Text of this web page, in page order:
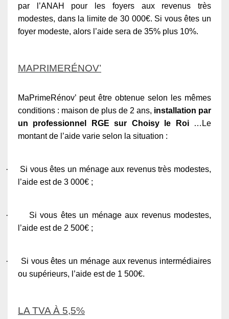
par l’ANAH pour les foyers aux revenus très
modestes, dans la limite de 30 000€. Si vous êtes un
foyer modeste, alors l’aide sera de 35% plus 10%.
MAPRIMERÉNOV’
MaPrimeRénov’ peut être obtenue selon les mêmes
conditions : maison de plus de 2 ans, installation par
un professionnel RGE sur Choisy le Roi…Le
montant de l’aide varie selon la situation :
·
Si vous êtes un ménage aux revenus très modestes,
l’aide est de 3 000€ ;
·
Si vous êtes un ménage aux revenus modestes,
l’aide est de 2 500€ ;
·
Si vous êtes un ménage aux revenus intermédiaires
ou supérieurs, l’aide est de 1 500€.
LA TVA À 5,5%